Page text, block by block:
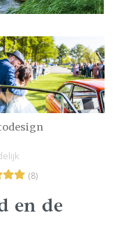
(8)
en de